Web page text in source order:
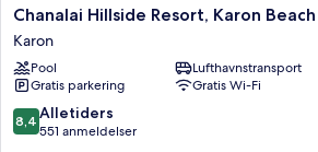
Chanalai
Hillside
Resort,
Karon
Beach
Karon
Chanalai Hillside Resort, Karon Beach
Karon
Pool
Lufthavnstransport
Gratis parkering
Gratis Wi-Fi
8.4
ud
8,4 Alletiders
551 anmeldelser